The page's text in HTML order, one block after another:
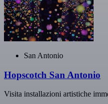
San Antonio
Hopscotch San Antonio
Visita installazioni artistiche